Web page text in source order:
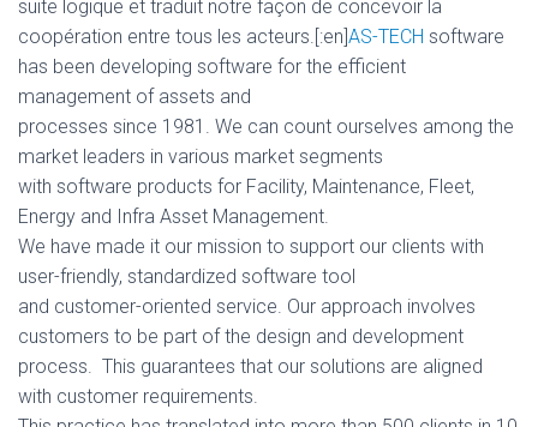
suite logique et traduit notre façon de concevoir la
coopération entre tous les acteurs.[:en]AS-TECH software
has been developing software for the efficient
management of assets and
processes since 1981. We can count ourselves among the
market leaders in various market segments
with software products for Facility, Maintenance, Fleet,
Energy and Infra Asset Management.
We have made it our mission to support our clients with
user-friendly, standardized software tool
and customer-oriented service. Our approach involves
customers to be part of the design and development
process. This guarantees that our solutions are aligned
with customer requirements.